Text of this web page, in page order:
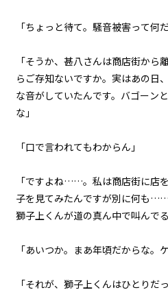
８月２４
056
８月２
魔獣
８月２
059
「ちょっと待て。騒音被害って何だ
「そうか、甚八さんは商店街から
らご存知ないですか。実はあの日
な音がしていたんです。バゴーン
な」
「口で言われてもわからん」
「ですよね……。私は商店街に店
子を見てみたんですが別に何も
獅子上くんが道の真ん中で叫んで
「あいつか。まあ年頃だからな。
「それが、獅子上くんはひとりだ